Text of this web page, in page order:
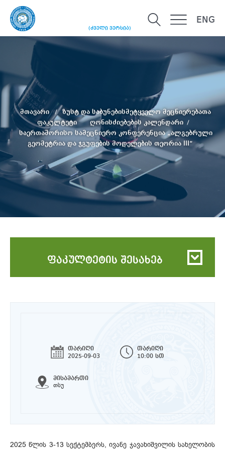
(ძველი ვერსია)
ENG
მთავარი
ზუსტ და საბუნებისმეტყველო მეცნიერებათა
ფაკულტეტი
ღონისძიებების კალენდარი
საერთაშორისო სამეცნიერო კონფერენცია „ალგებრული
გეომეტრია და ჯგუფების მოდელების თეორია III“
ფაკულტეტის შესახებ
თარიღი
2025-09-03
თარიღი
10:00 სთ
მისამართი
თსუ
2025 წლის 3-13 სექტემბერს, ივანე ჯავახიშვილის სახელობის